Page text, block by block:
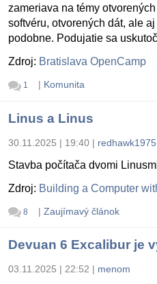
zameriava na témy
softvéru, otvorených dát, ale
podobne. Podujatie sa
Zdroj: Bratislava OpenCamp
1 | Komunita
Linus a Linus
30.11.2025 | 19:40 | redhawk1975
Stavba počítača dvomi
Zdroj: Building a Computer
8 | Zaujímavý článok
Devuan 6 Excalibur je
03.11.2025 | 22:52 | menom